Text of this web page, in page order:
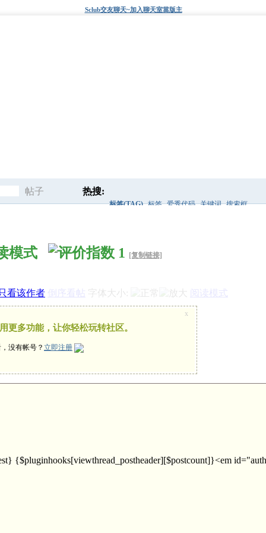
Sclub交友聊天~加入聊天室當版主
帖子
索
热搜:
标签(TAG) 标签 爱秀代码 关键词 搜索框
加阅读模式
模式 [复制链接]
看该作者 倒序看帖 字体大小: 阅读模式
更多功能，让你轻松玩转社区。
没有帐号？ 立即注册
x